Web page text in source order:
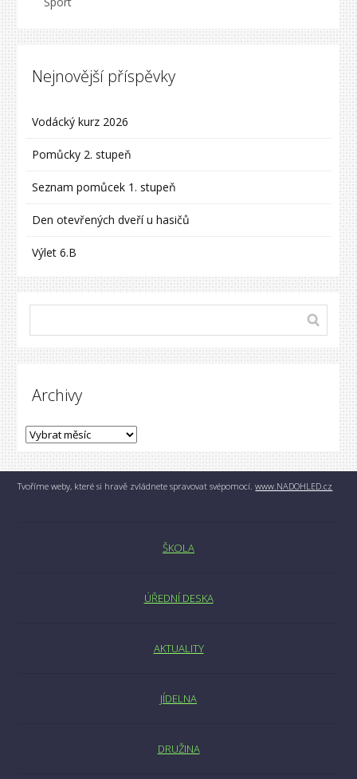
Nejnovější příspěvky
Vodácký kurz 2026
Pomůcky 2. stupeň
Seznam pomůcek 1. stupeň
Den otevřených dveří u hasičů
Výlet 6.B
Archivy
Tvoříme weby, které si hravě zvládnete spravovat svépomocí.www.NADOHLED.cz
ŠKOLA
ÚŘEDNÍ DESKA
AKTUALITY
JÍDELNA
DRUŽINA